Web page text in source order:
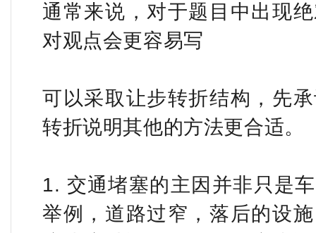
通常来说，对于题目中出现
对观点会更容易写
可以采取让步转折结构，先
转折说明其他的方法更合适。
1. 交通堵塞的主因并非只是
举例，道路过窄，落后的设